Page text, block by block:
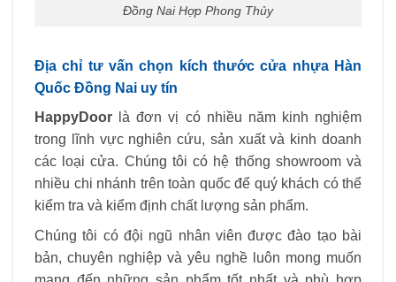
Đồng Nai Hợp Phong Thủy
Địa chỉ tư vấn chọn kích thước cửa nhựa Hàn
Quốc Đồng Nai uy tín
HappyDoor là đơn vị có nhiều năm kinh nghiệm
trong lĩnh vực nghiên cứu, sản xuất và kinh doanh
các loại cửa. Chúng tôi có hệ thống showroom và
nhiều chi nhánh trên toàn quốc để quý khách có thể
kiểm tra và kiểm định chất lượng sản phẩm.
Chúng tôi có đội ngũ nhân viên được đào tạo bài
bản, chuyên nghiệp và yêu nghề luôn mong muốn